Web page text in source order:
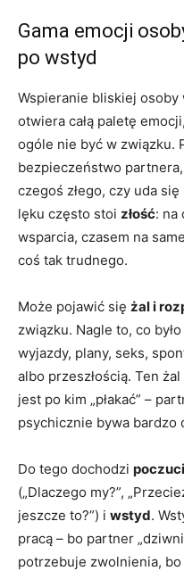
Gama emocji
po wstyd
Wspieranie bliskiej
otwiera całą paletę
ogóle nie być w związku.
bezpieczeństwo
czegoś złego, czy uda
lęku często stoi złość: na
wsparcia, czasem na
coś tak trudnego.
Może pojawić się żal i
związku. Nagle to, co
wyjazdy, plany, seks,
albo przeszłością. Ten
jest po kim „płakać” –
psychicznie bywa bardzo
Do tego dochodzi
(„Dlaczego my?”,
jeszcze to?”) i wstyd.
pracą – bo partner
potrzebuje zwolnienia,